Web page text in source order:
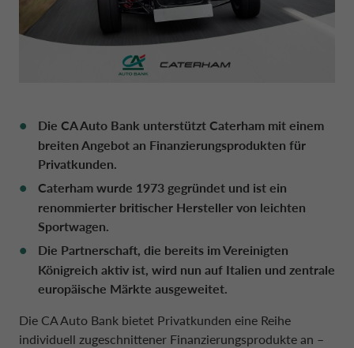
MY CA AUTO FINANCE
NIEDERLANDE CA AUTO
ÖSTERREICH CA AUTO BANK
POLEN CA AUTO BANK
SCHWEDEN CA AUTO FINANCE
VEREINIGTES KÖNIGREICH CA
Die CA Auto Bank unterstützt Caterham mit einem
breiten Angebot an Finanzierungsprodukten für
Privatkunden.
Caterham wurde 1973 gegründet und ist ein
renommierter britischer Hersteller von leichten
Sportwagen.
Die Partnerschaft, die bereits im Vereinigten
Königreich aktiv ist, wird nun auf Italien und zentrale
europäische Märkte ausgeweitet.
Die CA Auto Bank bietet Privatkunden eine Reihe
individuell zugeschnittener Finanzierungsprodukte an –